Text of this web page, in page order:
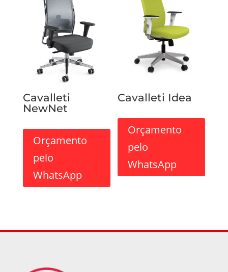
Cavalleti
NewNet
Orçamento
pelo
WhatsApp
Cavalleti Idea
Orçamento
pelo
WhatsApp